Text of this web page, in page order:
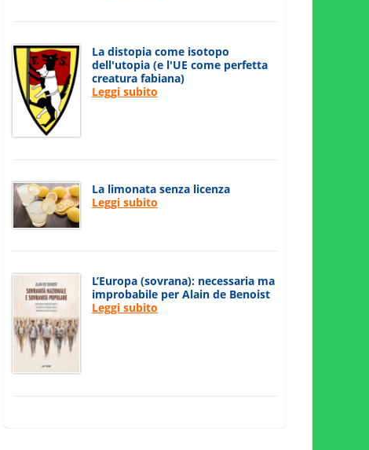
La distopia come isotopo
dell'utopia (e l'UE come perfetta
creatura fabiana)
Leggi subito
La limonata senza licenza
Leggi subito
L’Europa (sovrana): necessaria ma
improbabile per Alain de Benoist
Leggi subito